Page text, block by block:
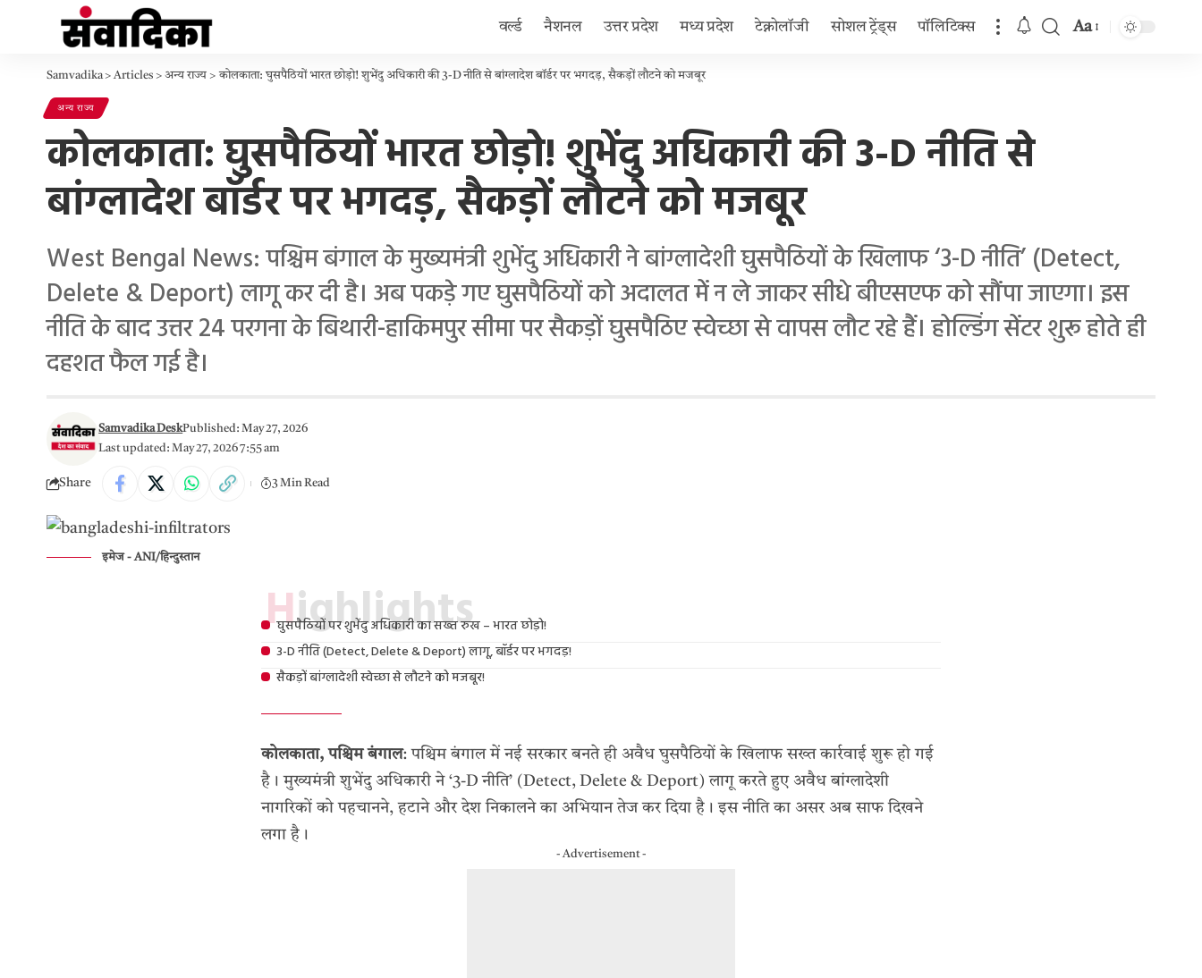
वर्ल्ड नैशनल उत्तर प्रदेश मध्य प्रदेश टेक्नोलॉजी सोशल ट्रेंड्स पॉलिटिक्स Aa
Samvadika>Articles > अन्य राज्य >कोलकाता: घुसपैठियों भारत छोड़ो! शुभेंदु अधिकारी की 3-D नीति से बांग्लादेश बॉर्डर पर भगदड़, सैकड़ों लौटने को मजबूर
अन्य राज्य
कोलकाता: घुसपैठियों भारत छोड़ो! शुभेंदु अधिकारी की 3-D नीति से
बांग्लादेश बॉर्डर पर भगदड़, सैकड़ों लौटने को मजबूर
West Bengal News: पश्चिम बंगाल के मुख्यमंत्री शुभेंदु अधिकारी ने बांग्लादेशी घुसपैठियों के खिलाफ ‘3-D नीति’ (Detect,
Delete & Deport) लागू कर दी है। अब पकड़े गए घुसपैठियों को अदालत में न ले जाकर सीधे बीएसएफ को सौंपा जाएगा। इस
नीति के बाद उत्तर 24 परगना के बिथारी-हाकिमपुर सीमा पर सैकड़ों घुसपैठिए स्वेच्छा से वापस लौट रहे हैं। होल्डिंग सेंटर शुरू होते ही
दहशत फैल गई है।
Last updated: May 27, 2026 7:55 am
Samvadika DeskPublished: May 27, 2026
Share 3 Min Read
इमेज - ANI/हिन्दुस्तान
Highlights
घुसपैठियों पर शुभेंदु अधिकारी का सख्त रुख – भारत छोड़ो!
3-D नीति (Detect, Delete & Deport) लागू, बॉर्डर पर भगदड़!
सैकड़ों बांग्लादेशी स्वेच्छा से लौटने को मजबूर!
कोलकाता, पश्चिम बंगाल: पश्चिम बंगाल में नई सरकार बनते ही अवैध घुसपैठियों के खिलाफ सख्त कार्रवाई शुरू हो गई
है। मुख्यमंत्री शुभेंदु अधिकारी ने ‘3-D नीति’ (Detect, Delete & Deport) लागू करते हुए अवैध बांग्लादेशी
नागरिकों को पहचानने, हटाने और देश निकालने का अभियान तेज कर दिया है। इस नीति का असर अब साफ दिखने
लगा है।
- Advertisement -